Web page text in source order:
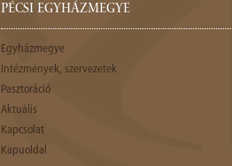
PÉCSI EGYHÁZMEGYE
Egyházmegye
Intézmények, szervezetek
Pasztoráció
Aktuális
Kapcsolat
Kapuoldal